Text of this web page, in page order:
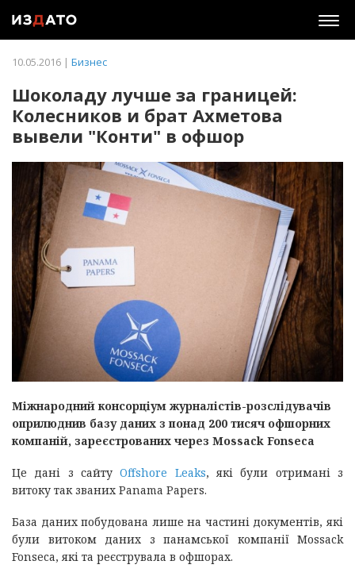
10.05.2016 | Бизнес
Шоколаду лучше за границей:
Колесников и брат Ахметова
вывели "Конти" в офшор
Міжнародний консорціум журналістів-розслідувачів
оприлюднив базу даних з понад 200 тисяч офшорних
компаній, зареєстрованих через Mossack Fonseca
Це дані з сайтуOffshore Leaks, які були отримані з
витоку так званих Panama Papers.
База даних побудована лише на частині документів, які
були витоком даних з панамської компанії Mossack
Fonseca, які та реєструвала в офшорах.